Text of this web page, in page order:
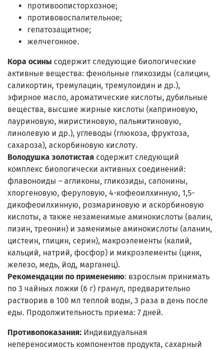
противоописторхозное;
противовоспалительное;
гепатозащитное;
желчегонное.
Кора осины содержит следующие биологические
активные вещества: фенольные гликозиды (салицин,
саликортин, тремулацин, тремулоидин и др.),
эфирное масло, ароматические кислоты, дубильные
вещества, высшие жирные кислоты (каприновую,
лауриновую, миристиновую, пальмитиновую,
линолевую и др.), углеводы (глюкоза, фруктоза,
сахароза), аскорбиновую кислоту.
Володушка золотистая содержит следующий
комплекс биологически активных соединений:
флавоноиды – агликоны, гликозиды, сапонины,
хлоргеновую, феруловую, 4-кофеоилхинную, 1,5-
дикофеоилхинную, розмариновую и аскорбиновую
кислоты, а также незаменимые аминокислоты (валин,
лизин, треонин) и заменимые аминокислоты (аланин,
цистеин, глицин, серин), макроэлементы (калий,
кальций, натрий, фосфор) и микроэлементы (цинк,
железо, медь, йод, марганец).
Рекомендации по применению: взрослым принимать
по 3 чайных ложки (6 г) гранул, предварительно
растворив в 100 мл теплой воды, 3 раза в день после
еды. Продолжительность приема: 7 дней.
Противопоказания: Индивидуальная
непереносимость компонентов продукта, сахарный